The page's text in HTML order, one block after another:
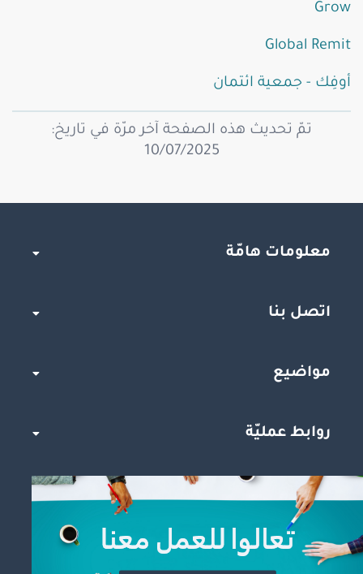
Grow
Global Remit
أوفِك - جمعية ائتمان
تمّ تحديث هذه الصفحة آخر مرّة في تاريخ:
10/07/2025
معلومات هامّة
اتصل بنا
مواضيع
روابط عمليّة